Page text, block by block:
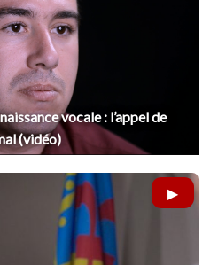
vocale : l’appel de
(vidéo)